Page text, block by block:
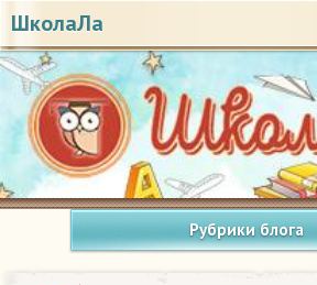
ШколаЛа
Рубрики блога